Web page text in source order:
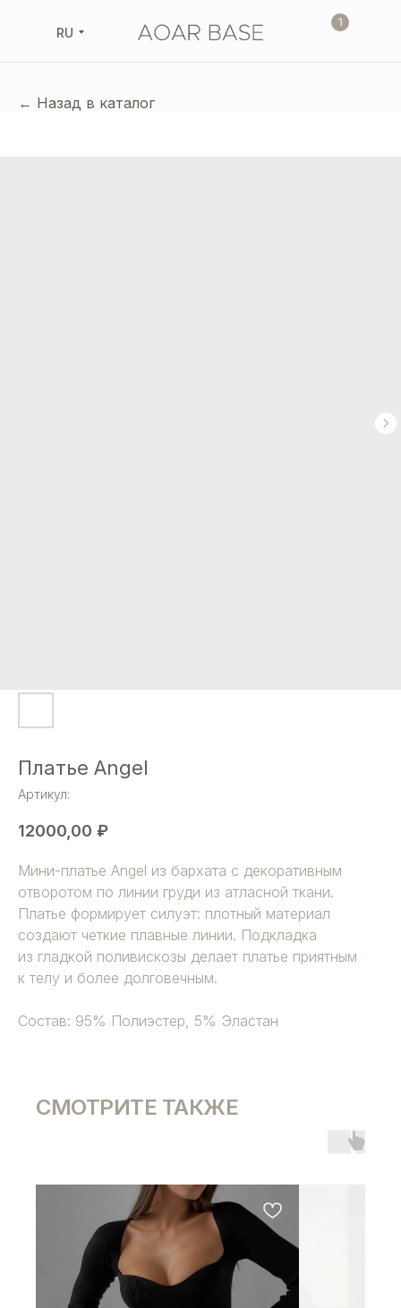
1
RU
← Назад в каталог
Платье Angel
Артикул:
12000,00 ₽
Мини-платье Angel из бархата с декоративным
отворотом по линии груди из атласной ткани.
Платье формирует силуэт: плотный материал
создают четкие плавные линии. Подкладка
из гладкой поливискозы делает платье приятным
к телу и более долговечным.
Состав: 95% Полиэстер, 5% Эластан
СМОТРИТЕ ТАКЖЕ